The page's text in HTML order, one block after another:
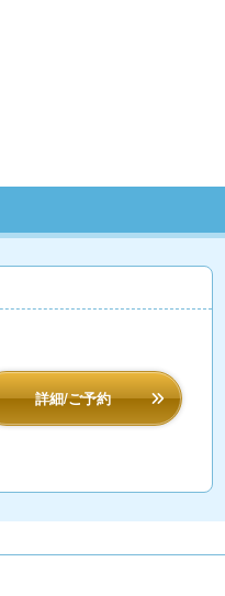
詳細/ご予約